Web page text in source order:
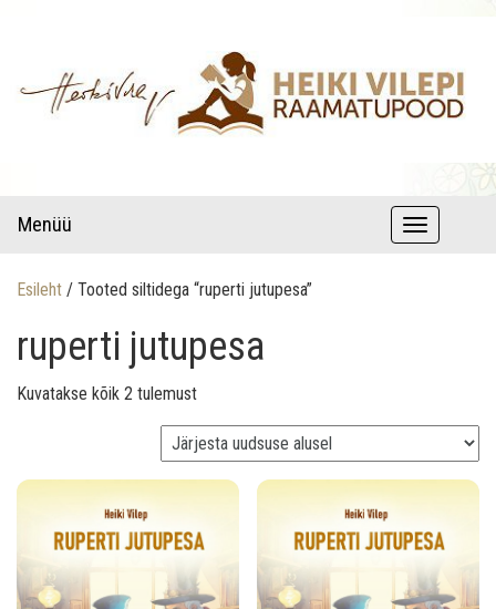
Lastekirjandus – Heiki Vilepi
T
a
i
g
Menüü
Esileht / Tooted siltidega “ruperti jutupesa”
ruperti jutupesa
Kuvatakse kõik 2 tulemustSorditud uusimate järgi